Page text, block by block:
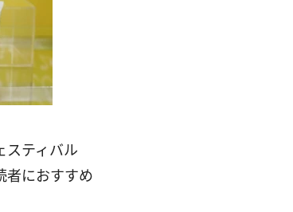
スティバル
者におすすめ